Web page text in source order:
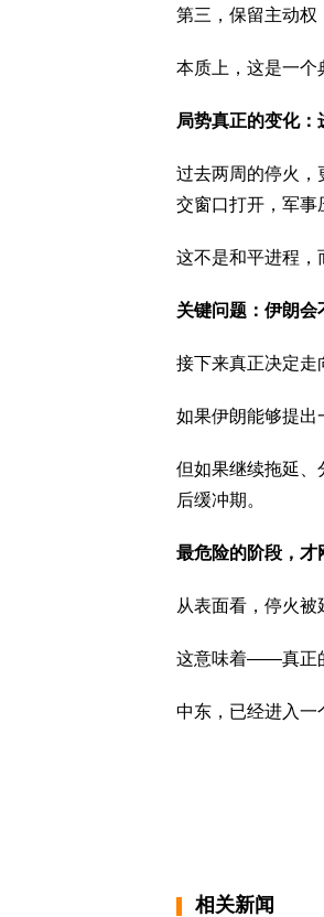
第三，保留主动权
本质上，这是一个
局势真正的变化：
过去两周的停火，
交窗口打开，军事
这不是和平进程，
关键问题：伊朗会
接下来真正决定走
如果伊朗能够提出
但如果继续拖延
后缓冲期。
最危险的阶段，才
从表面看，停火被
这意味着——真正
中东，已经进入一
相关新闻